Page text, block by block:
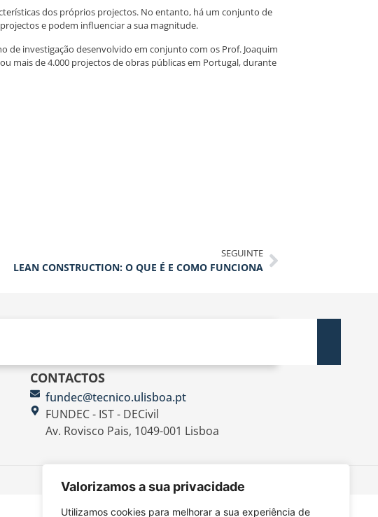
Valorizamos a sua privacidade
Utilizamos cookies para melhorar a sua experiência de
dos próprios projectos. No entanto, há um conjunto de
e podem influenciar a sua magnitude.
de investigação desenvolvido em conjunto com os Prof. Joaquim
mais de 4.000 projectos de obras públicas em Portugal, durante
SEGUINTE
LEAN CONSTRUCTION: O QUE É E COMO FUNCIONA
CONTACTOS
fundec@tecnico.ulisboa.pt
FUNDEC - IST - DECivil
Av. Rovisco Pais, 1049-001 Lisboa